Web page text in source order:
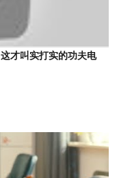
才叫实打实的功夫电